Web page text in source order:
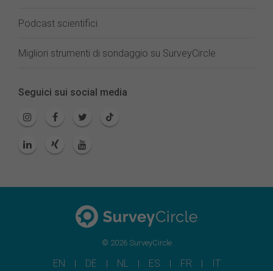
Podcast scientifici
Migliori strumenti di sondaggio su SurveyCircle
Seguici sui social media
© 2026 SurveyCircle
EN DE NL ES FR IT